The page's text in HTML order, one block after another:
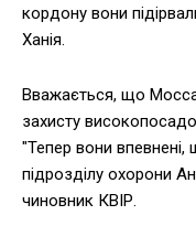
кордону вони
Ханія.
Вважається, що
захисту
"Тепер вони впевнені,
підрозділу охорони
чиновник КВІР.